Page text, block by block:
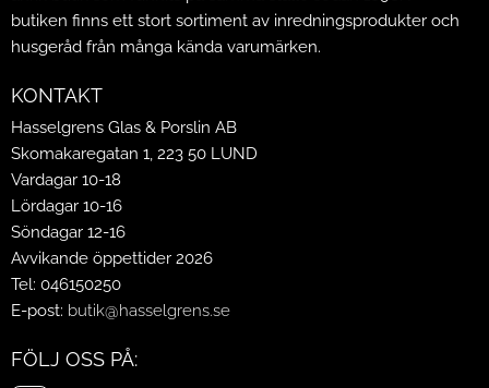
butiken finns ett stort sortiment av inredningsprodukter och
husgeråd från många kända varumärken.
KONTAKT
Hasselgrens Glas & Porslin AB
Skomakaregatan 1, 223 50 LUND
Vardagar 10-18
Lördagar 10-16
Söndagar 12-16
Avvikande öppettider 2026
Tel: 046150250
E-post: butik@hasselgrens.se
FÖLJ OSS PÅ: